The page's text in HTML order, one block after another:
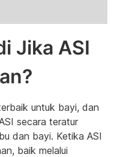
Jika ASI
untuk bayi, dan
secara teratur
dan bayi. Ketika ASI
baik melalui